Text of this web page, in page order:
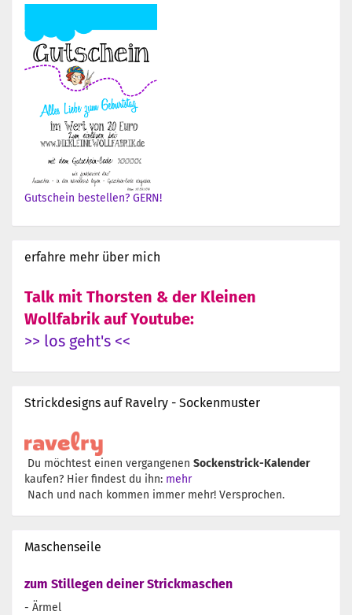
Gutschein bestellen? GERN!
erfahre mehr über mich
Talk mit Thorsten & der Kleinen
Wollfabrik auf Youtube:
>> los geht's <<
Strickdesigns auf Ravelry - Sockenmuster
Du möchtest einen vergangenen Sockenstrick-Kalender
kaufen? Hier findest du ihn: mehr
Nach und nach kommen immer mehr! Versprochen.
Maschenseile
zum Stillegen deiner Strickmaschen
- Ärmel